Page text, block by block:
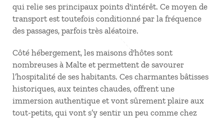
qui relie ses principaux points d'intérêt. Ce moyen de
transport est toutefois conditionné par la fréquence
des passages, parfois très aléatoire.
Côté hébergement, les maisons d'hôtes sont
nombreuses à Malte et permettent de savourer
l’hospitalité de ses habitants. Ces charmantes bâtisses
historiques, aux teintes chaudes, offrent une
immersion authentique et vont sûrement plaire aux
tout-petits, qui vont s’y sentir un peu comme chez